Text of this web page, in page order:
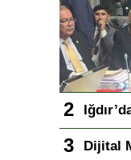
Dijital